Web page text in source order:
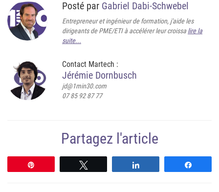
Posté par Gabriel Dabi-Schwebel
Entrepreneur et ingénieur de formation, j'aide les
dirigeants de PME/ETI à accélérer leur croissa lire la
suite...
Contact Martech :
Jérémie Dornbusch
jd@1min30.com
07 85 92 87 77
Partagez l'article